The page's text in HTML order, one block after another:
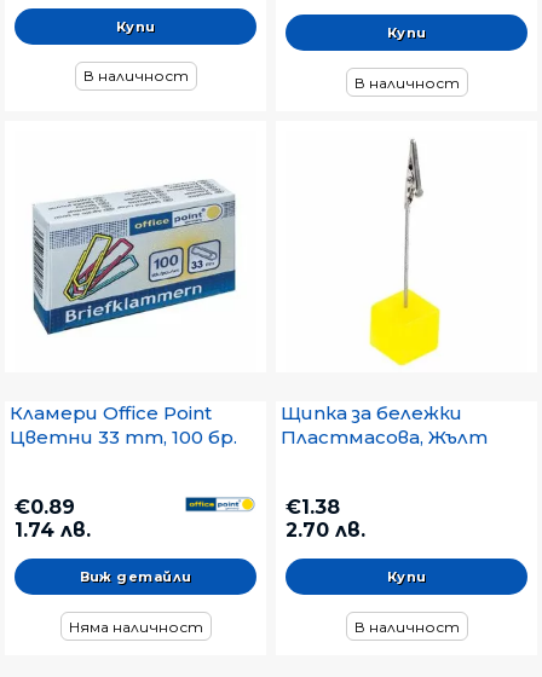
В наличност В наличност
Кламери Office Point
Цветни 33 mm, 100 бр.
€0.89
1.74 лв.
Виж детайли
Няма наличност
Щипка за бележки
Пластмасова, Жълт
€1.38
2.70 лв.
В наличност